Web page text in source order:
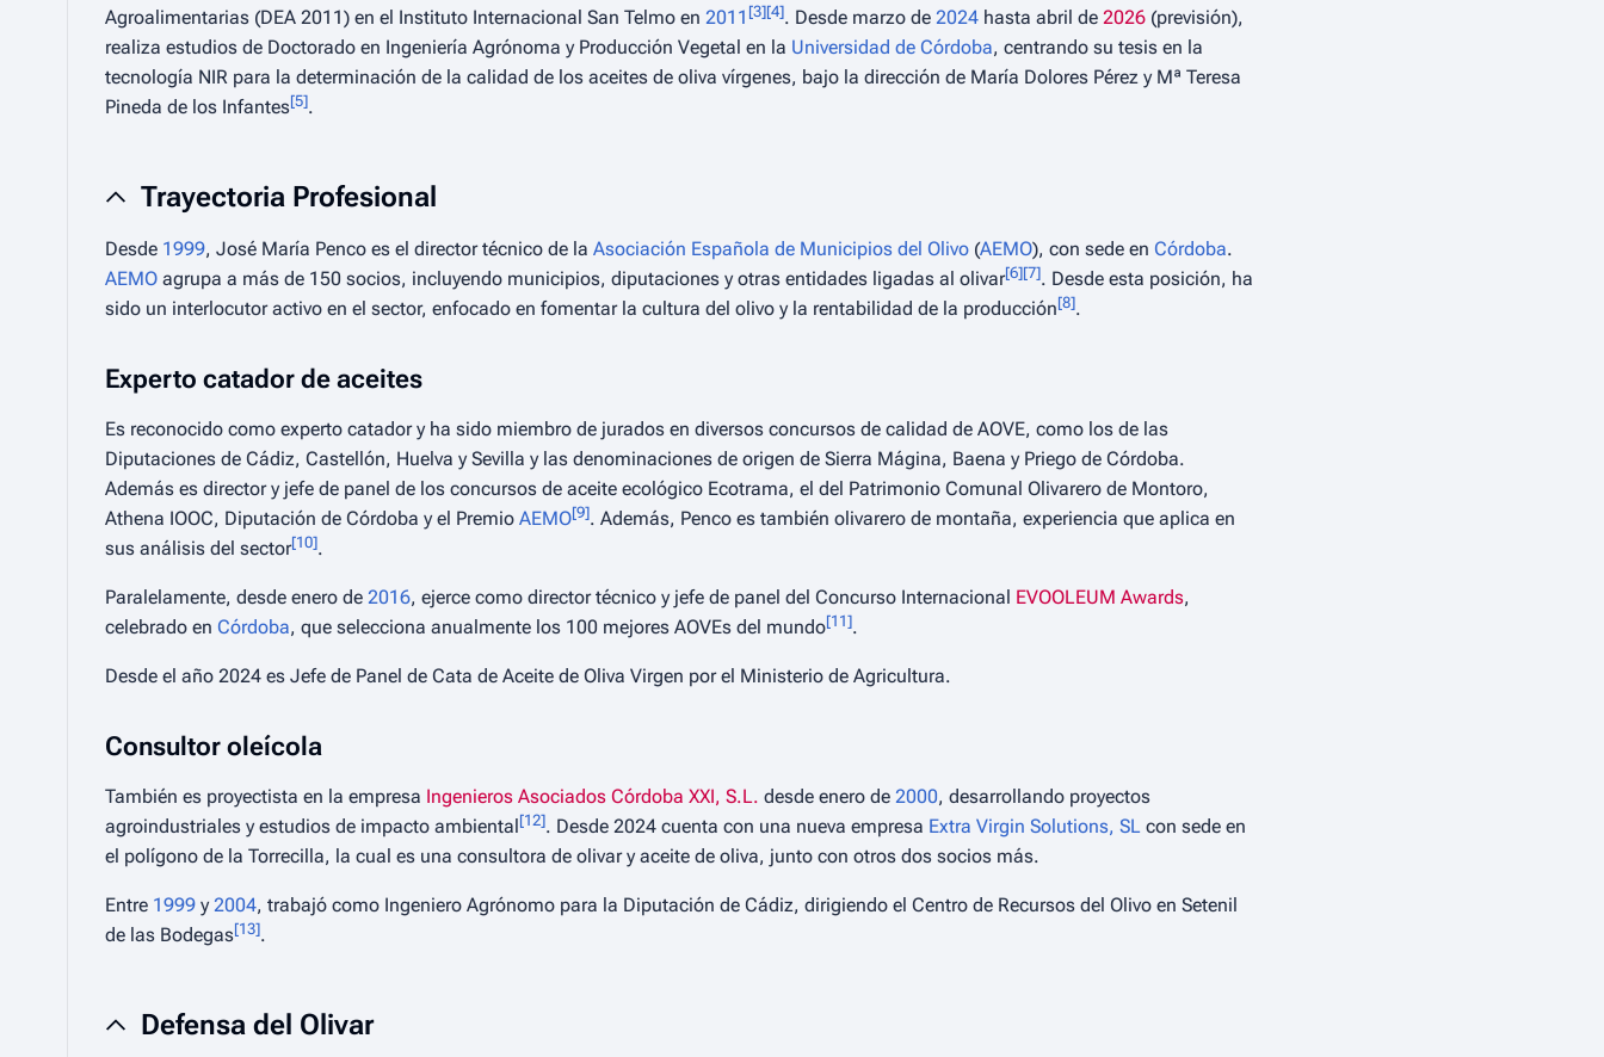
Agroalimentarias (DEA 2011) en el Instituto Internacional San Telmo en 2011 [3][4]. Desde marzo de 2024 hasta abril de 2026 (previsión),
realiza estudios de Doctorado en Ingeniería Agrónoma y Producción Vegetal en la Universidad de Córdoba, centrando su tesis en la
tecnología NIR para la determinación de la calidad de los aceites de oliva vírgenes, bajo la dirección de María Dolores Pérez y Mª Teresa
Pineda de los Infantes[5].
Trayectoria Profesional
Desde 1999, José María Penco es el director técnico de la Asociación Española de Municipios del Olivo (AEMO), con sede en Córdoba.
AEMO agrupa a más de 150 socios, incluyendo municipios, diputaciones y otras entidades ligadas al olivar[6][7]. Desde esta posición, ha
sido un interlocutor activo en el sector, enfocado en fomentar la cultura del olivo y la rentabilidad de la producción[8].
Experto catador de aceites
Es reconocido como experto catador y ha sido miembro de jurados en diversos concursos de calidad de AOVE, como los de las
Diputaciones de Cádiz, Castellón, Huelva y Sevilla y las denominaciones de origen de Sierra Mágina, Baena y Priego de Córdoba.
Además es director y jefe de panel de los concursos de aceite ecológico Ecotrama, el del Patrimonio Comunal Olivarero de Montoro,
Athena IOOC, Diputación de Córdoba y el Premio AEMO[9]. Además, Penco es también olivarero de montaña, experiencia que aplica en
sus análisis del sector[10].
Paralelamente, desde enero de 2016, ejerce como director técnico y jefe de panel del Concurso Internacional EVOOLEUM Awards,
celebrado en Córdoba, que selecciona anualmente los 100 mejores AOVEs del mundo[11].
Desde el año 2024 es Jefe de Panel de Cata de Aceite de Oliva Virgen por el Ministerio de Agricultura.
Consultor oleícola
También es proyectista en la empresa Ingenieros Asociados Córdoba XXI, S.L. desde enero de 2000, desarrollando proyectos
agroindustriales y estudios de impacto ambiental[12]. Desde 2024 cuenta con una nueva empresa Extra Virgin Solutions, SL con sede en
el polígono de la Torrecilla, la cual es una consultora de olivar y aceite de oliva, junto con otros dos socios más.
Entre 1999 y2004, trabajó como Ingeniero Agrónomo para la Diputación de Cádiz, dirigiendo el Centro de Recursos del Olivo en Setenil
de las Bodegas[13].
Defensa del Olivar